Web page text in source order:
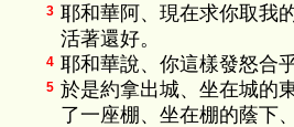
3 耶和華阿、現在求你取我
活著還好。
4 耶和華說、你這樣發怒合
5 於是約拿出城、坐在城的
了一座棚、坐在棚的蔭下